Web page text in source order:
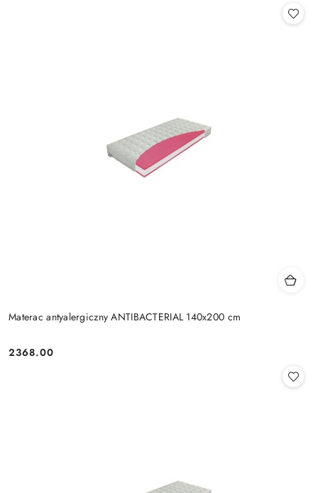
Materac antyalergiczny ANTIBACTERIAL 140x200 cm
Cena:
2368.00